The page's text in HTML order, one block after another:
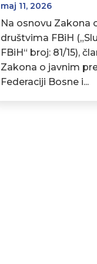
maj 11, 2026
Na osnovu Zakona
društvima FBiH
FBiH“ broj: 81/15),
Zakona o javnim
Federaciji Bosne i...